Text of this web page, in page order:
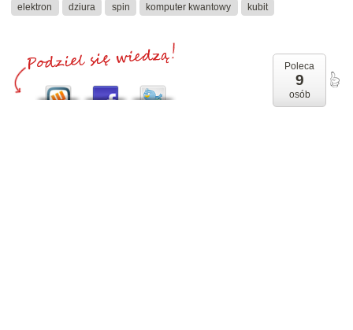
elektron dziura spin komputer kwantowy kubit
Poleca
9
osób